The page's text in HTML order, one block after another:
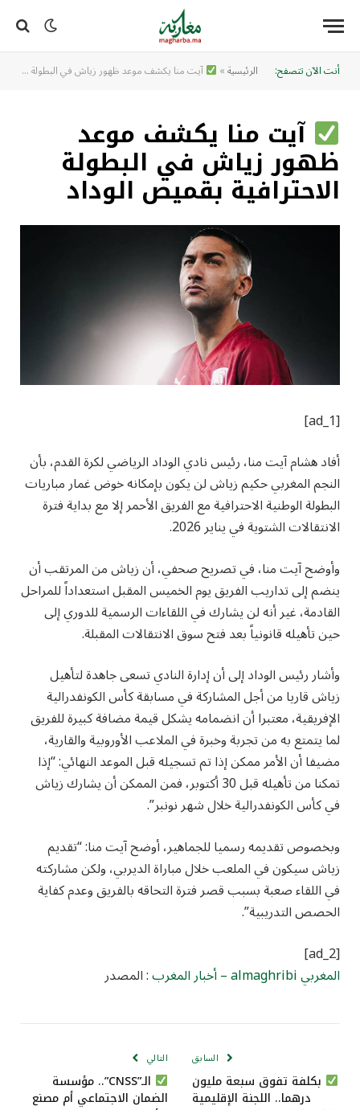
أنت الآن تتصفح: الرئيسية» آيت منا يكشف موعد ظهور زياش في البطولة الاحترافية بقميص الوداد
آيت منا يكشف موعد
ظهور زياش في البطولة
الاحترافية بقميص الوداد
[ad_1]
أفاد هشام آيت منا، رئيس نادي الوداد الرياضي لكرة القدم، بأن
النجم المغربي حكيم زياش لن يكون بإمكانه خوض غمار مباريات
البطولة الوطنية الاحترافية مع الفريق الأحمر إلا مع بداية فترة
الانتقالات الشتوية في يناير 2026.
وأوضح آيت منا، في تصريح صحفي، أن زياش من المرتقب أن
ينضم إلى تداريب الفريق يوم الخميس المقبل استعداداً للمراحل
القادمة، غير أنه لن يشارك في اللقاءات الرسمية للدوري إلى
حين تأهيله قانونياً بعد فتح سوق الانتقالات المقبلة.
وأشار رئيس الوداد إلى أن إدارة النادي تسعى جاهدة لتأهيل
زياش قاريا من أجل المشاركة في مسابقة كأس الكونفدرالية
الإفريقية، معتبرا أن انضمامه يشكل قيمة مضافة كبيرة للفريق
لما يتمتع به من تجربة وخبرة في الملاعب الأوروبية والقارية،
مضيفا أن الأمر ممكن إذا تم تسجيله قبل الموعد النهائي: “إذا
تمكنا من تأهيله قبل 30 أكتوبر، فمن الممكن أن يشارك زياش
في كأس الكونفدرالية خلال شهر نونبر”.
وبخصوص تقديمه رسميا للجماهير، أوضح آيت منا: “تقديم
زياش سيكون في الملعب خلال مباراة الديربي، ولكن مشاركته
في اللقاء صعبة بسبب قصر فترة التحاقه بالفريق وعدم كفاية
الحصص التدريبية”.
[ad_2]
المغربي almaghribi – أخبار المغرب : المصدر
السابق
بكلفة تفوق سبعة مليون
درهما.. اللجنة الإقليمية
التالي
الـ”CNSS”.. مؤسسة
الضمان الاجتماعي أم مصنع